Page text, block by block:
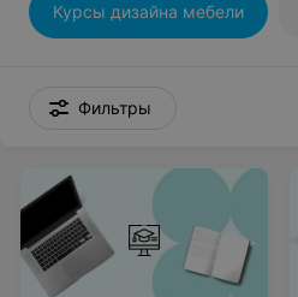
Курсы дизайна мебели
Фильтры